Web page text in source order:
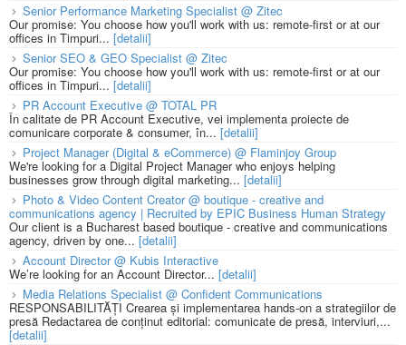
Senior Performance Marketing Specialist @ Zitec
Our promise: You choose how you'll work with us: remote-first or at our
offices in Timpuri... [detalii]
Senior SEO & GEO Specialist @ Zitec
Our promise: You choose how you'll work with us: remote-first or at our
offices in Timpuri... [detalii]
PR Account Executive @ TOTAL PR
În calitate de PR Account Executive, vei implementa proiecte de
comunicare corporate & consumer, în... [detalii]
Project Manager (Digital & eCommerce) @ Flaminjoy Group
We're looking for a Digital Project Manager who enjoys helping
businesses grow through digital marketing... [detalii]
Photo & Video Content Creator @ boutique - creative and
communications agency | Recruited by EPIC Business Human Strategy
Our client is a Bucharest based boutique - creative and communications
agency, driven by one... [detalii]
Account Director @ Kubis Interactive
We’re looking for an Account Director... [detalii]
Media Relations Specialist @ Confident Communications
RESPONSABILITĂȚI Crearea și implementarea hands-on a strategiilor de
presă Redactarea de conținut editorial: comunicate de presă, interviuri,...
[detalii]